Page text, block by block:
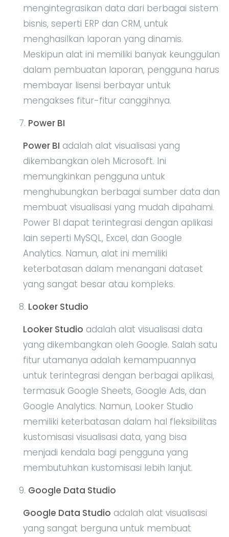
mengintegrasikan data dari berbagai sistem
bisnis, seperti ERP dan CRM, untuk
menghasilkan laporan yang dinamis.
Meskipun alat ini memiliki banyak keunggulan
dalam pembuatan laporan, pengguna harus
membayar lisensi berbayar untuk
mengakses fitur-fitur canggihnya.
Power BI
Power BI adalah alat visualisasi yang
dikembangkan oleh Microsoft. Ini
memungkinkan pengguna untuk
menghubungkan berbagai sumber data dan
membuat visualisasi yang mudah dipahami.
Power BI dapat terintegrasi dengan aplikasi
lain seperti MySQL, Excel, dan Google
Analytics. Namun, alat ini memiliki
keterbatasan dalam menangani dataset
yang sangat besar atau kompleks.
Looker Studio
Looker Studio adalah alat visualisasi data
yang dikembangkan oleh Google. Salah satu
fitur utamanya adalah kemampuannya
untuk terintegrasi dengan berbagai aplikasi,
termasuk Google Sheets, Google Ads, dan
Google Analytics. Namun, Looker Studio
memiliki keterbatasan dalam hal fleksibilitas
kustomisasi visualisasi data, yang bisa
menjadi kendala bagi pengguna yang
membutuhkan kustomisasi lebih lanjut.
Google Data Studio
Google Data Studio adalah alat visualisasi
yang sangat berguna untuk membuat